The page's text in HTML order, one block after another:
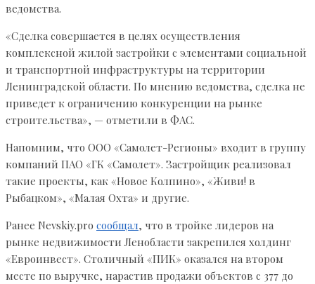
ведомства.
«Сделка совершается в целях осуществления
комплексной жилой застройки с элементами социальной
и транспортной инфраструктуры на территории
Ленинградской области. По мнению ведомства, сделка не
приведет к ограничению конкуренции на рынке
строительства», — отметили в ФАС.
Напомним, что ООО «Самолет-Регионы» входит в группу
компаний ПАО «ГК «Самолет». Застройщик реализовал
такие проекты, как «Новое Колпино», «Живи! в
Рыбацком», «Малая Охта» и другие.
Ранее Nevskiy.pro сообщал, что в тройке лидеров на
рынке недвижимости Ленобласти закрепился холдинг
«Евроинвест». Столичный «ПИК» оказался на втором
месте по выручке, нарастив продажи объектов с 377 до